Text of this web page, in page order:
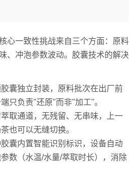
心一致性挑战来自三个方面：原料
、冲泡参数波动。胶囊技术的解决
囊独立封装，原料批次在出厂前
只负责"还原"而非"加工"。
取通道，无残留、无串味，上一
也可以无缝切换。
囊内置智能识别标识，设备自动
数（水温/水量/萃取时长），消除